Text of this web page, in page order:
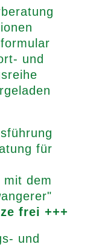
und
für
mit dem
frei +++
und